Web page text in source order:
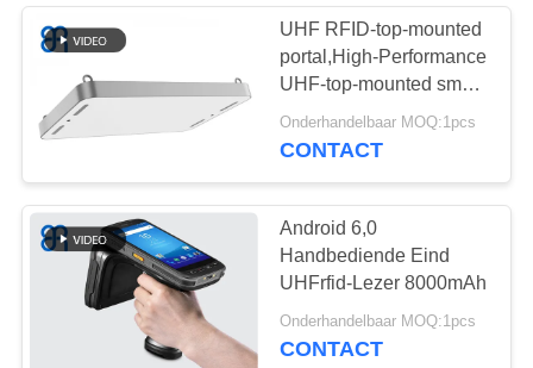
UHF RFID-top-mounted
portal,High-Performance
UHF-top-mounted smart
device
Onderhandelbaar MOQ:1pcs
CONTACT
Android 6,0
Handbediende Eind
UHFrfid-Lezer 8000mAh
Onderhandelbaar MOQ:1pcs
CONTACT